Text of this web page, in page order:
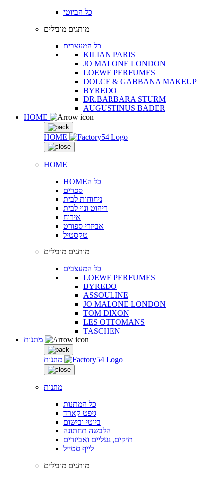
כל הביוטי
מותגים מובילים
כל המעצבים
KILIAN PARIS
JO MALONE LONDON
LOEWE PERFUMES
DOLCE & GABBANA MAKEUP
BYREDO
DR.BARBARA STURM
AUGUSTINUS BADER
HOME
HOME
HOME
HOMEכל ה
ספרים
ניחוחות לבית
ריהוט ונוי לבית
אירוח
אביזרי ספורט
טקסטיל
מותגים מובילים
כל המעצבים
LOEWE PERFUMES
BYREDO
ASSOULINE
JO MALONE LONDON
TOM DIXON
LES OTTOMANS
TASCHEN
מתנות
מתנות
כל המתנות
גיפט קארד
ביוטי ובישום
הלבשה תחתונה
תיקים, נעליים ואביזרים
לייף סטייל
מותגים מובילים